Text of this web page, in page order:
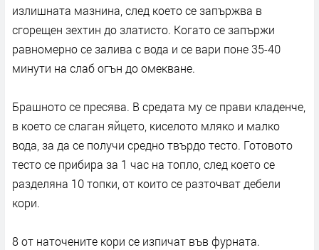
излишната мазнина, след което се запържва в
сгорещен зехтин до златисто. Когато се запържи
равномерно се залива с вода и се вари поне 35-40
минути на слаб огън до омекване.
Брашното се пресява. В средата му се прави кладенче,
в което се слаган яйцето, киселото мляко и малко
вода, за да се получи средно твърдо тесто. Готовото
тесто се прибира за 1 час на топло, след което се
разделяна 10 топки, от които се разточват дебели
кори.
8 от наточените кори се изпичат във фурната.